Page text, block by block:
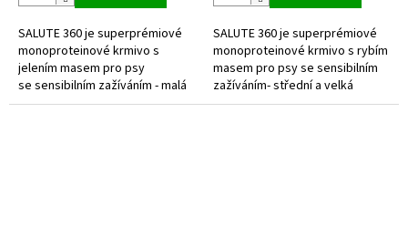
hvězdiček.
SALUTE 360 je superprémiové
monoproteinové krmivo s
jelením masem pro psy
se sensibilním zažíváním - malá
plemena. Je výjimečné
hvězdiček.
SALUTE 360 je superprémiové
monoproteinové krmivo s rybím
masem pro psy se sensibilním
zažíváním- střední a velká
plemena.Je výjimečné použitím